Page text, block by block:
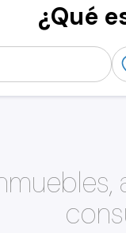
¿Qué